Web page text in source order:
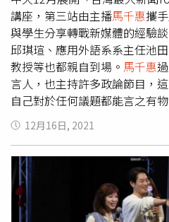
會員們也時常抖內支持，讓主
裡話：「我只是盡自己一己之
聲，也是為我們人民發聲，發
淑芬也有感而發：「這一年我
跳到了網路之後，激發出我們
像是到了遼闊的大海當中！我
報都是單向的傳播，我都不知
麼，而現在我都能即時接收網
年與粉絲的互動，充滿著溫度
甫、譚若誼、鄭亦真、林嘉源
天新聞）此次活動的亮點之一
YouTube頻道的四位主播林嘉
講座，第三站由主播馬千惠攜
與學生分享轉戰新媒體的經驗
邱琪瑄、應用外語系系主任池
教授等也都親自到場。 馬千惠
言人，也主持許多政論節目，
自己對於任何議題都能言之有
治線並不是因興趣使然，而是
折，需要做非常多的功課才能
緣，才造就現在的自己！」鼓
現自我，每個人都是無可限量。
反應個人意見。（圖／中天提供
傳統播報最大的差異，馬千惠
12月16日, 2021